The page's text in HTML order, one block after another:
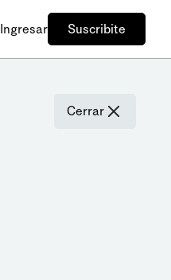
Ingresar Suscribite
Cerrar